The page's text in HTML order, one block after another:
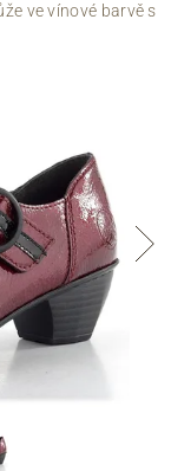
ve vínové barvě s